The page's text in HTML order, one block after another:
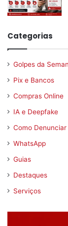
Categorias
Golpes da
Pix e Bancos
Compras Online
IA e Deepfake
Como Denunciar
WhatsApp
Guias
Destaques
Serviços